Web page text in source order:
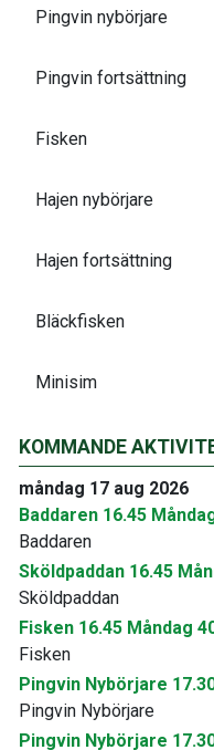
Pingvin nybörjare
Pingvin fortsättning
Fisken
Hajen nybörjare
Hajen fortsättning
Bläckfisken
Minisim
KOMMANDE
måndag 17 aug 2026
Baddaren 16.45
Baddaren
Sköldpaddan 16.45
Sköldpaddan
Fisken 16.45 Måndag
Fisken
Pingvin Nybörjare
Pingvin Nybörjare
Pingvin Nybörjare